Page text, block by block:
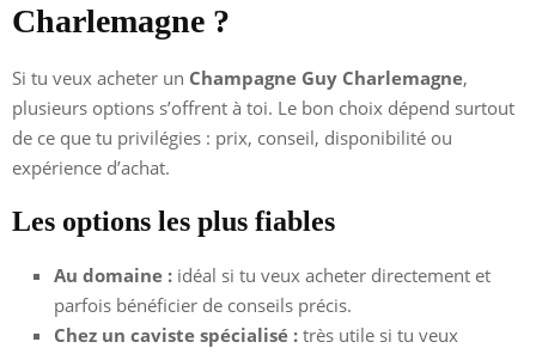
Charlemagne ?
Si tu veux acheter un Champagne Guy Charlemagne,
plusieurs options s’offrent à toi. Le bon choix dépend surtout
de ce que tu privilégies : prix, conseil, disponibilité ou
expérience d’achat.
Les options les plus fiables
Au domaine : idéal si tu veux acheter directement et
parfois bénéficier de conseils précis.
Chez un caviste spécialisé : très utile si tu veux